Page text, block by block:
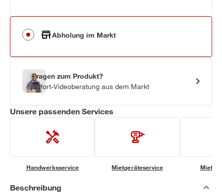
Abholung im Markt
Fragen zum Produkt?
Sofort-Videoberatung aus dem Markt
Unsere passenden Services
Handwerksservice Mietgeräteservice
Beschreibung